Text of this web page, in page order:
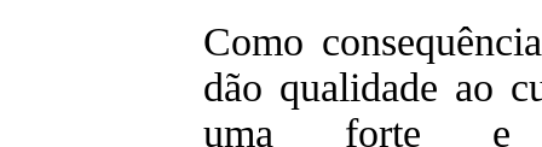
Como
dão qualidade ao
uma forte e